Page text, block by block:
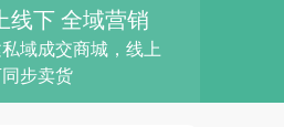
线下 全域营销
域成交商城，线上
步卖货